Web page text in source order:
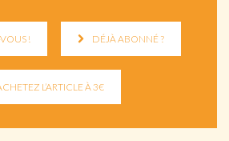
! DÉJÀ ABONNÉ ?